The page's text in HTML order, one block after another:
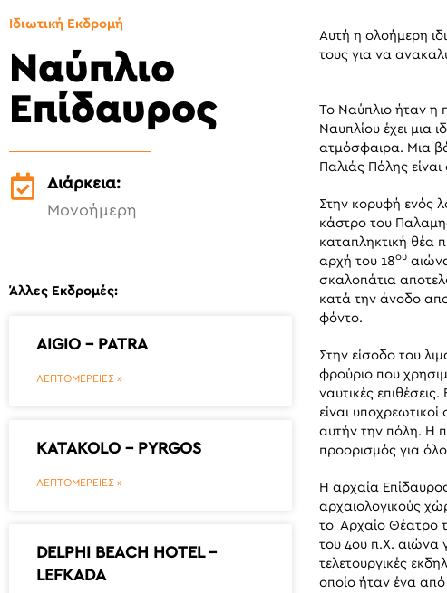
Ιδιωτική Εκδρομή
Ναύπλιο
Επίδαυρος
Διάρκεια:
Μονοήμερη
Άλλες Εκδρομές:
AIGIO – PATRA
ΛΕΠΤΟΜΕΡΕΙΕΣ »
KATAKOLO – PYRGOS
ΛΕΠΤΟΜΕΡΕΙΕΣ »
DELPHI BEACH HOTEL –
LEFKADA
Αυτή η ολοήμερη
τους για να
Το Ναύπλιο ήταν η
Ναυπλίου έχει μια
ατμόσφαιρα. Μια
Παλιάς Πόλης
Στην κορυφή ενός
κάστρο του
καταπληκτική θέα
αρχή του 18ου
σκαλοπάτια
κατά την άνοδο
φόντο.
Στην είσοδο του
φρούριο που
ναυτικές
είναι
αυτήν την πόλη. Η
προορισμός για
Η αρχαία
αρχαιολογικούς
το Αρχαίο Θέατρο
του 4ου π.Χ. αιώνα
τελετουργικές
οποίο ήταν ένα